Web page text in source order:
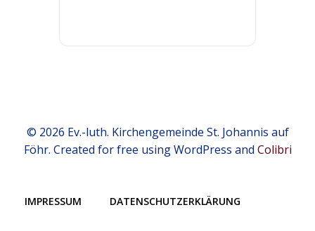
© 2026 Ev.-luth. Kirchengemeinde St. Johannis auf
Föhr. Created for free using WordPress and Colibri
IMPRESSUM DATENSCHUTZERKLÄRUNG